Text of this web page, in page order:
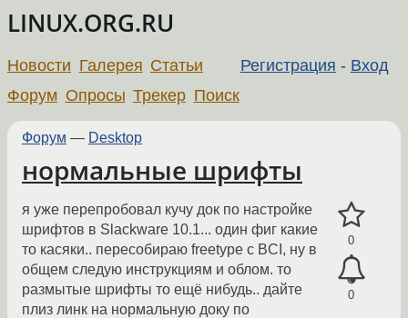
LINUX.ORG.RU
Регистрация - Вход
Новости Галерея Статьи
Форум Опросы Трекер Поиск
Форум — Desktop
нормальные шрифты
0
0
я уже перепробовал кучу док по настройке
шрифтов в Slackware 10.1... один фиг какие
то касяки.. пересобираю freetype с BCI, ну в
общем следую инструкциям и облом. то
размытые шрифты то ещё нибудь.. дайте
плиз линк на нормальную доку по